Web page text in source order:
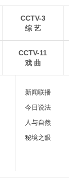
青海海西蒙古族藏族
CCTV-3
综 艺
CCTV-11
戏 曲
新闻联播
今日说法
人与自然
秘境之眼